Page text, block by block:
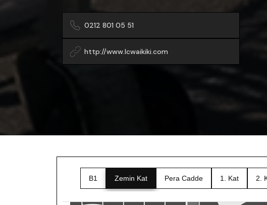
0212 801 05 51
http://www.lcwaikiki.com